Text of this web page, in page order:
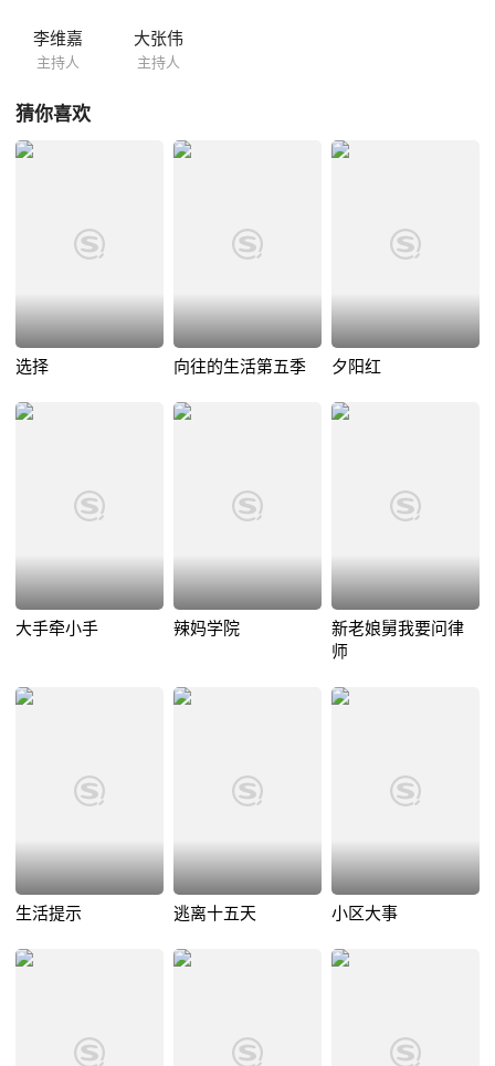
李维嘉
主持人
大张伟
主持人
猜你喜欢
选择 向往的生活第五季 夕阳红
大手牵小手 辣妈学院
新老娘舅我要问律
师
生活提示 逃离十五天 小区大事